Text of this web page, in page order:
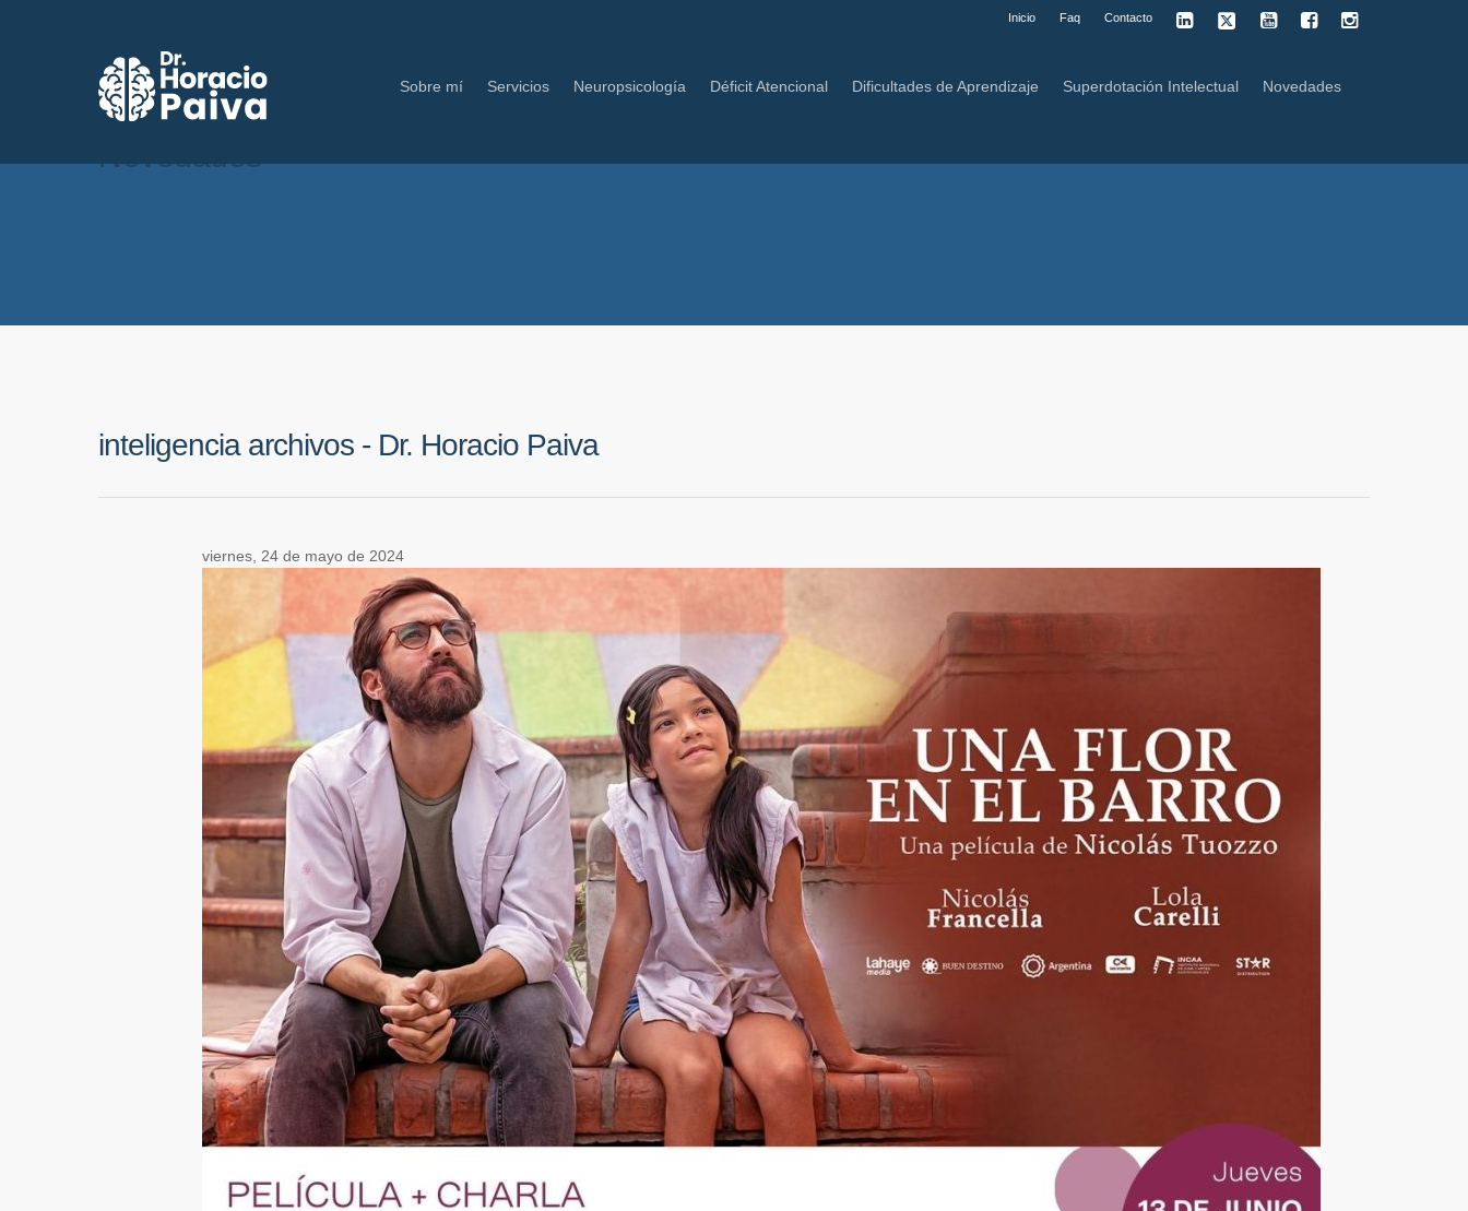
Inicio Faq Contacto
Sobre mí Servicios Neuropsicología Déficit Atencional Dificultades de Aprendizaje Superdotación Intelectual Novedades
Novedades
inteligencia archivos - Dr. Horacio Paiva
viernes, 24 de mayo de 2024